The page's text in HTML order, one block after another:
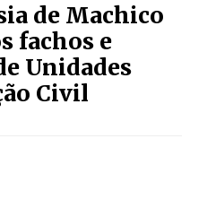
de Machico
fachos e
Unidades
Civil